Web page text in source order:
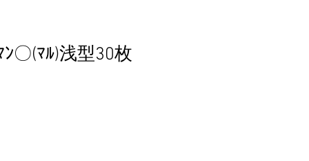
ﾝ〇(ﾏﾙ)浅型30枚